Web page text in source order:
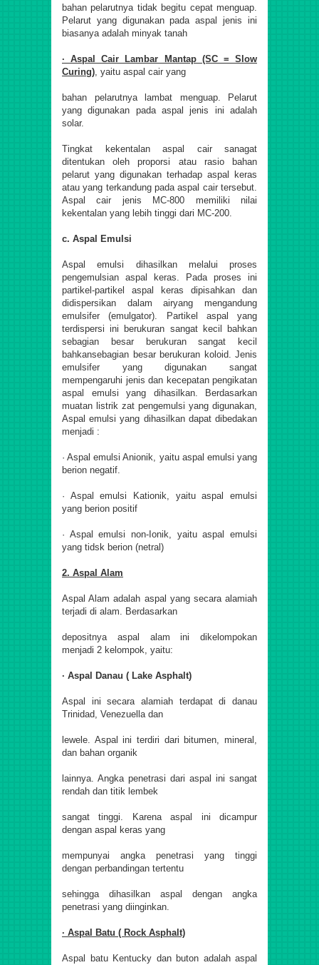
bahan pelarutnya tidak begitu cepat menguap.
Pelarut yang digunakan pada aspal jenis ini
biasanya adalah minyak tanah
· Aspal Cair Lambar Mantap (SC = Slow
Curing), yaitu aspal cair yang
bahan pelarutnya lambat menguap. Pelarut
yang digunakan pada aspal jenis ini adalah
solar.
Tingkat kekentalan aspal cair sanagat
ditentukan oleh proporsi atau rasio bahan
pelarut yang digunakan terhadap aspal keras
atau yang terkandung pada aspal cair tersebut.
Aspal cair jenis MC-800 memiliki nilai
kekentalan yang lebih tinggi dari MC-200.
c. Aspal Emulsi
Aspal emulsi dihasilkan melalui proses
pengemulsian aspal keras. Pada proses ini
partikel-partikel aspal keras dipisahkan dan
didispersikan dalam airyang mengandung
emulsifer (emulgator). Partikel aspal yang
terdispersi ini berukuran sangat kecil bahkan
sebagian besar berukuran sangat kecil
bahkansebagian besar berukuran koloid. Jenis
emulsifer yang digunakan sangat
mempengaruhi jenis dan kecepatan pengikatan
aspal emulsi yang dihasilkan. Berdasarkan
muatan listrik zat pengemulsi yang digunakan,
Aspal emulsi yang dihasilkan dapat dibedakan
menjadi :
· Aspal emulsi Anionik, yaitu aspal emulsi yang
berion negatif.
· Aspal emulsi Kationik, yaitu aspal emulsi
yang berion positif
· Aspal emulsi non-Ionik, yaitu aspal emulsi
yang tidsk berion (netral)
2. Aspal Alam
Aspal Alam adalah aspal yang secara alamiah
terjadi di alam. Berdasarkan
depositnya aspal alam ini dikelompokan
menjadi 2 kelompok, yaitu:
· Aspal Danau ( Lake Asphalt)
Aspal ini secara alamiah terdapat di danau
Trinidad, Venezuella dan
lewele. Aspal ini terdiri dari bitumen, mineral,
dan bahan organik
lainnya. Angka penetrasi dari aspal ini sangat
rendah dan titik lembek
sangat tinggi. Karena aspal ini dicampur
dengan aspal keras yang
mempunyai angka penetrasi yang tinggi
dengan perbandingan tertentu
sehingga dihasilkan aspal dengan angka
penetrasi yang diinginkan.
· Aspal Batu ( Rock Asphalt)
Aspal batu Kentucky dan buton adalah aspal